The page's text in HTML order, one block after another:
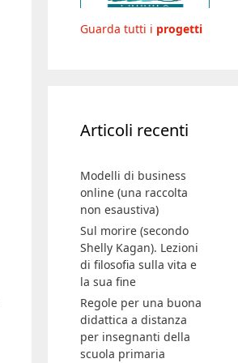
Guarda tutti i progetti
Articoli recenti
Modelli di business
online (una raccolta
non esaustiva)
Sul morire (secondo
Shelly Kagan). Lezioni
di filosofia sulla vita e
la sua fine
Regole per una buona
didattica a distanza
per insegnanti della
scuola primaria